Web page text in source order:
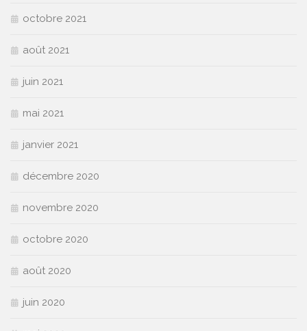
octobre 2021
août 2021
juin 2021
mai 2021
janvier 2021
décembre 2020
novembre 2020
octobre 2020
août 2020
juin 2020